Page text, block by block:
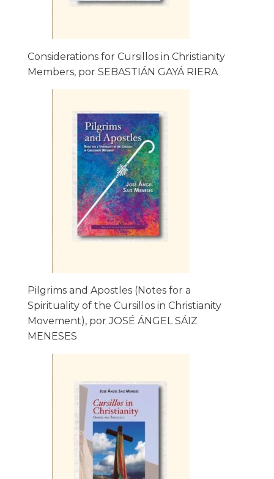
Considerations for Cursillos in Christianity
Members, por SEBASTIÁN GAYÁ RIERA
Pilgrims and Apostles (Notes for a
Spirituality of the Cursillos in Christianity
Movement), por JOSÉ ÁNGEL SÁIZ
MENESES